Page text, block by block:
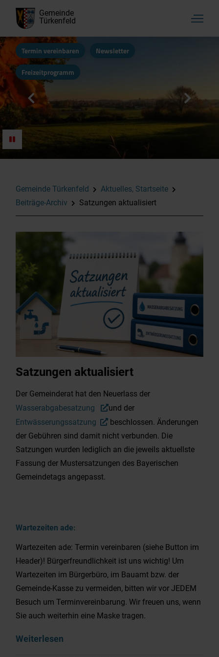
Gemeinde
Türkenfeld
Termin vereinbaren Newsletter
Freizeitprogramm
Wartezeiten ade:
Wartezeiten ade: Termin vereinbaren (siehe Button im
Header)! Bürgerfreundlichkeit ist uns wichtig! Um
Wartezeiten im Bürgerbüro, im Bauamt bzw. der
Gemeinde-Kasse zu vermeiden, bitten wir vor JEDEM
Besuch um Terminvereinbarung. Wir freuen uns, wenn
Sie auch weiterhin eine Maske tragen.
Weiterlesen
Gemeinde Türkenfeld
Aktuelles, Startseite
Beiträge-Archiv
Satzungen aktualisiert
Satzungen aktualisiert
Der Gemeinderat hat den Neuerlass der
Wasserabgabesatzung
und der
Entwässerungssatzung
beschlossen. Änderungen
der Gebühren sind damit nicht verbunden. Die
Satzungen wurden lediglich an die jeweils aktuellste
Fassung der Mustersatzungen des Bayerischen
Gemeindetags angepasst.